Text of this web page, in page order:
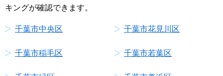
キングが確認できます。
千葉市中央区 千葉市花見川区
千葉市稲毛区 千葉市若葉区